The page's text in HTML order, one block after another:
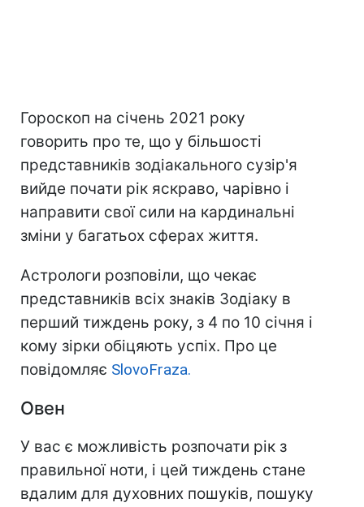
Гороскоп на січень 2021 року
говорить про те, що у більшості
представників зодіакального сузір'я
вийде почати рік яскраво, чарівно і
направити свої сили на кардинальні
зміни у багатьох сферах життя.
Астрологи розповіли, що чекає
представників всіх знаків Зодіаку в
перший тиждень року, з 4 по 10 січня і
кому зірки обіцяють успіх. Про це
повідомляє SlovoFraza.
Овен
У вас є можливість розпочати рік з
правильної ноти, і цей тиждень стане
вдалим для духовних пошуків, пошуку